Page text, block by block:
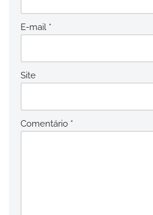
E-mail *
Site
Comentário *